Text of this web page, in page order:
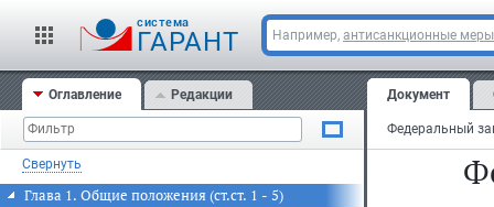
cистема
ГАРАНТ Например, антисанкционные меры
Оглавление Редакции
Свернуть
Глава 1. Общие положения (ст.ст. 1 - 5)
Документ